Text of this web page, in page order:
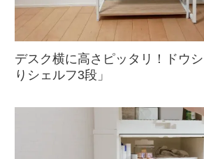
デスク横に高さピッタリ！ドウ
りシェルフ3段」